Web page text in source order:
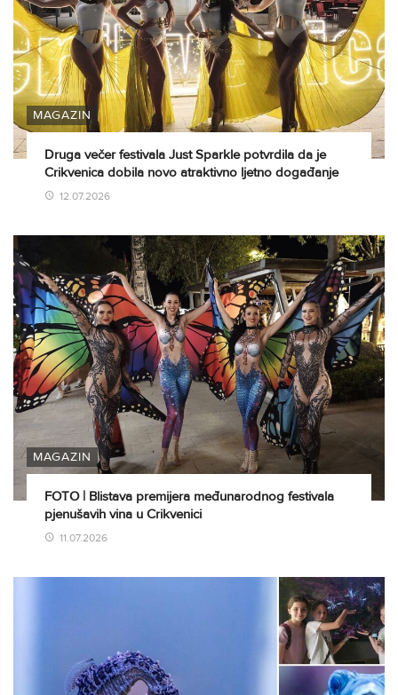
MAGAZIN
Druga večer festivala Just Sparkle potvrdila da je
Crikvenica dobila novo atraktivno ljetno događanje
12.07.2026
MAGAZIN
FOTO | Blistava premijera međunarodnog festivala
pjenušavih vina u Crikvenici
11.07.2026